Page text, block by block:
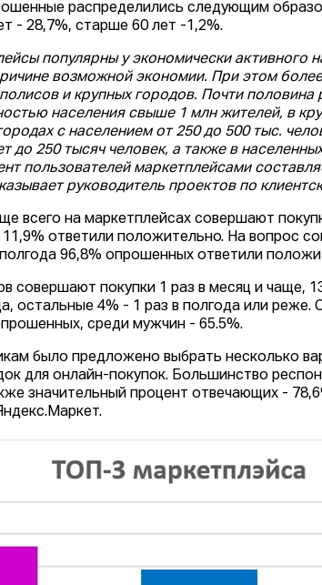
распределились следующим
- 28,7%, старше 60 лет -1,2%.
популярны у экономически активного
возможной экономии. При этом
и крупных городов. Почти
населения свыше 1 млн жителей, в
с населением от 250 до 500 тыс.
до 250 тысяч человек, а также в
пользователей маркетплейсами
руководитель проектов по
всего на маркетплейсах совершают
ответили положительно. На вопрос
96,8% опрошенных ответили
совершают покупки 1 раз в месяц и чаще,
остальные 4% - 1 раз в полгода или
среди мужчин - 65.5%.
было предложено выбрать несколько
для онлайн-покупок. Большинство
значительный процент отвечающих -